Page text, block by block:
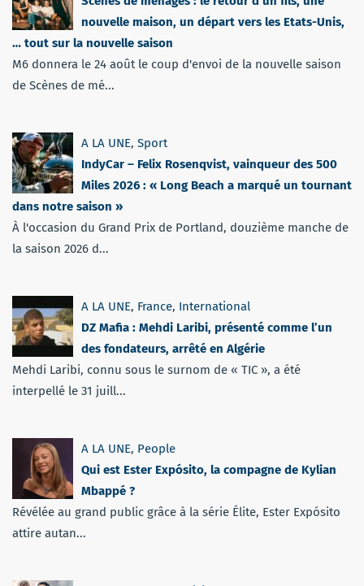
nouvelle maison, un départ vers les Etats-Unis,
… tout sur la nouvelle saison
M6 donnera le 24 août le coup d'envoi de la nouvelle saison
de Scènes de mé...
A LA UNE, Sport
IndyCar – Felix Rosenqvist, vainqueur des 500
Miles 2026 : « Long Beach a marqué un tournant
dans notre saison »
À l'occasion du Grand Prix de Portland, douzième manche de
la saison 2026 d...
A LA UNE, France, International
DZ Mafia : Mehdi Laribi, présenté comme l’un
des fondateurs, arrêté en Algérie
Mehdi Laribi, connu sous le surnom de « TIC », a été
interpellé le 31 juill...
A LA UNE, People
Qui est Ester Expósito, la compagne de Kylian
Mbappé ?
Révélée au grand public grâce à la série Élite, Ester Expósito
attire autan...